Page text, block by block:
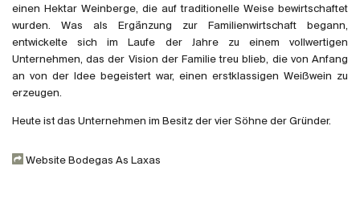
Brasilien
USA
Ungarn
Neuseeland
Portugal
einen Hektar Weinberge, die auf traditionelle Weise bewirtschaftet
wurden. Was als Ergänzung zur Familienwirtschaft begann,
entwickelte sich im Laufe der Jahre zu einem vollwertigen
Unternehmen, das der Vision der Familie treu blieb, die von Anfang
an von der Idee begeistert war, einen erstklassigen Weißwein zu
erzeugen.
Heute ist das Unternehmen im Besitz der vier Söhne der Gründer.
Website Bodegas As Laxas